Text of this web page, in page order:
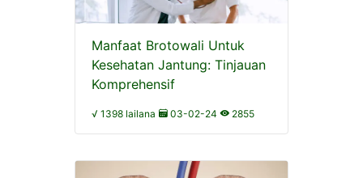
Manfaat Brotowali Untuk
Kesehatan Jantung: Tinjauan
Komprehensif
√ 1398 lailana 03-02-24 2855